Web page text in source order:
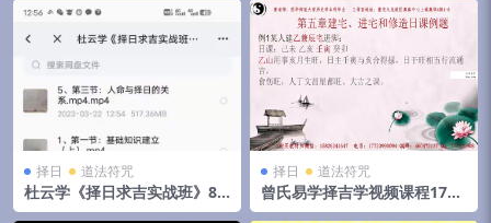
择日 道法符咒
杜云学《择日求吉实战班》8
集
择日 道法符咒
曾氏易学择吉学视频课程17
集，画面声音清晰。